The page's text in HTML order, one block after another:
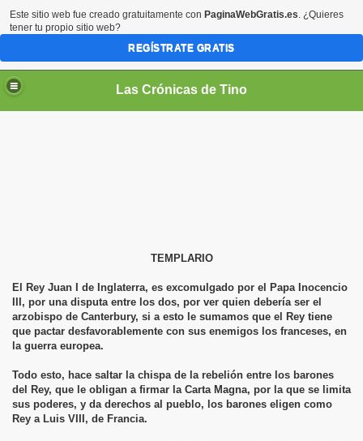
Las Crónicas de Tino
TEMPLARIO
El Rey Juan I de Inglaterra, es excomulgado por el Papa Inocencio
III, por una disputa entre los dos, por ver quien debería ser el
arzobispo de Canterbury, si a esto le sumamos que el Rey tiene
que pactar desfavorablemente con sus enemigos los franceses, en
la guerra europea.
Todo esto, hace saltar la chispa de la rebelión entre los barones
del Rey, que le obligan a firmar la Carta Magna, por la que se limita
sus poderes, y da derechos al pueblo, los barones eligen como
Rey a Luis VIII, de Francia.
Este sitio web fue creado gratuitamente con PaginaWebGratis.es. ¿Quieres
tener tu propio sitio web?
REGÍSTRATE GRATIS